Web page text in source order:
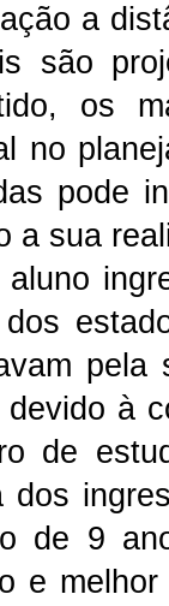
a
são
os
no
pode
a sua
à
de
de 9
e